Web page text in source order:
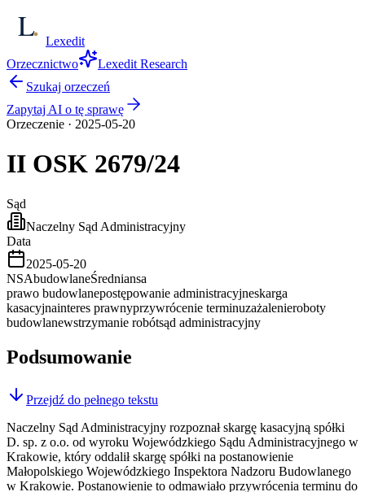
Lexedit
Orzecznictwo
Lexedit Research
Szukaj orzeczeń
Zapytaj AI o tę sprawę
Orzeczenie · 2025-05-20
II OSK 2679/24
Sąd
Naczelny Sąd Administracyjny
Data
2025-05-20
NSAbudowlaneŚredniansa
prawo budowlanepostępowanie administracyjneskarga
kasacyjnainteres prawnyprzywrócenie terminuzażalenieroboty
budowlanewstrzymanie robótsąd administracyjny
Podsumowanie
Przejdź do pełnego tekstu
Naczelny Sąd Administracyjny rozpoznał skargę kasacyjną spółki
D. sp. z o.o. od wyroku Wojewódzkiego Sądu Administracyjnego w
Krakowie, który oddalił skargę spółki na postanowienie
Małopolskiego Wojewódzkiego Inspektora Nadzoru Budowlanego
w Krakowie. Postanowienie to odmawiało przywrócenia terminu do